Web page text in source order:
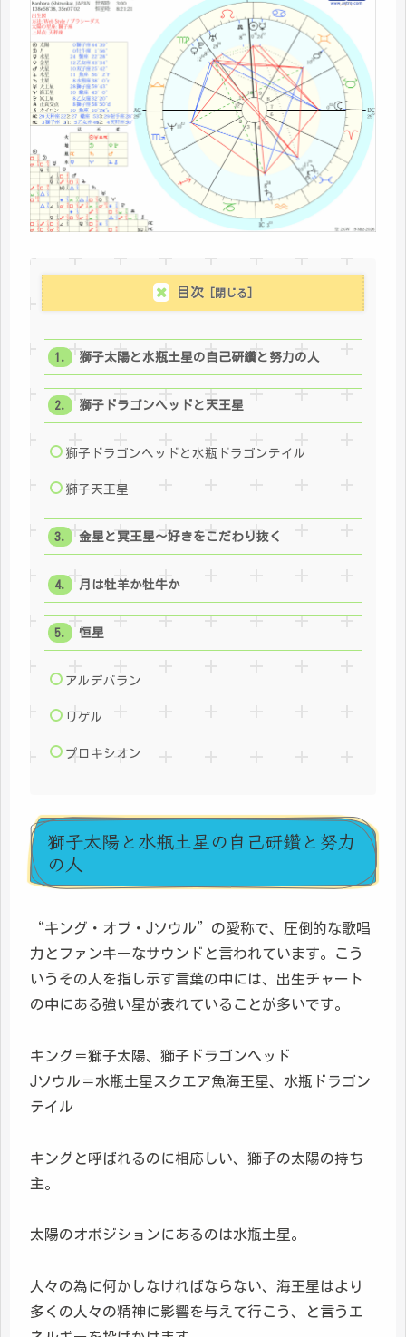
目次
獅子太陽と水瓶土星の自己研鑽と努力の人
獅子ドラゴンヘッドと天王星
獅子ドラゴンヘッドと水瓶ドラゴンテイル
獅子天王星
金星と冥王星～好きをこだわり抜く
月は牡羊か牡牛か
恒星
アルデバラン
リゲル
プロキシオン
獅子太陽と水瓶土星の自己研鑽と努力
の人
“キング・オブ・Jソウル”の愛称で、圧倒的な歌唱
力とファンキーなサウンドと言われています。こう
いうその人を指し示す言葉の中には、出生チャート
の中にある強い星が表れていることが多いです。
キング＝獅子太陽、獅子ドラゴンヘッド
Jソウル＝水瓶土星スクエア魚海王星、水瓶ドラゴン
テイル
キングと呼ばれるのに相応しい、獅子の太陽の持ち
主。
太陽のオポジションにあるのは水瓶土星。
人々の為に何かしなければならない、海王星はより
多くの人々の精神に影響を与えて行こう、と言うエ